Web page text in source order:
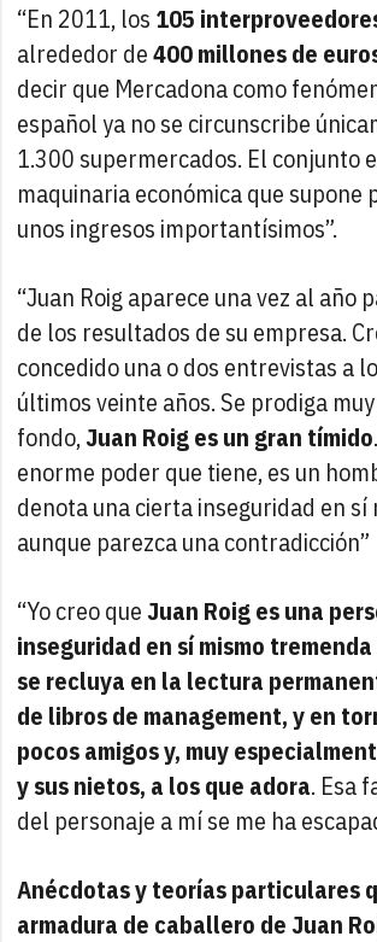
“En 2011, los 105
alrededor de400 millones de
decir que Mercadona como
español ya no se circunscribe
1.300 supermercados. El conjunto
maquinaria económica que supone
unos ingresos importantísimos”.
“Juan Roig aparece una vez al año
de los resultados de su empresa.
concedido una o dos entrevistas a
últimos veinte años. Se prodiga
fondo,Juan Roig es un gran tímido
enorme poder que tiene, es un
denota una cierta inseguridad en sí
aunque parezca una contradicción”
“Yo creo queJuan Roig es una
inseguridad en sí mismo
se recluya en la lectura
de libros de management, y en
pocos amigos y, muy
y sus nietos, a los que adora. Esa
del personaje a mí se me ha
Anécdotas y teorías particulares
armadura de caballero de Juan